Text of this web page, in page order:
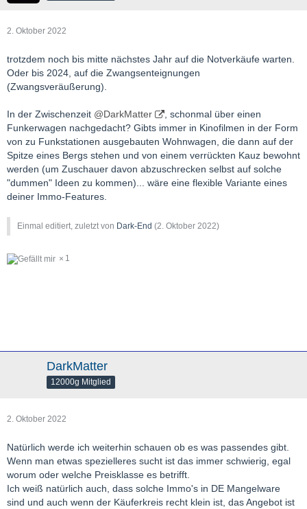
2. Oktober 2022
trotzdem noch bis mitte nächstes Jahr auf die Notverkäufe warten.
Oder bis 2024, auf die Zwangsenteignungen
(Zwangsveräußerung).
In der Zwischenzeit @DarkMatter
, schonmal über einen
Funkerwagen nachgedacht? Gibts immer in Kinofilmen in der Form
von zu Funkstationen ausgebauten Wohnwagen, die dann auf der
Spitze eines Bergs stehen und von einem verrückten Kauz bewohnt
werden (um Zuschauer davon abzuschrecken selbst auf solche
"dummen" Ideen zu kommen)... wäre eine flexible Variante eines
deiner Immo-Features.
Einmal editiert, zuletzt von Dark-End (2. Oktober 2022)
1
DarkMatter
12000g Mitglied
2. Oktober 2022
Natürlich werde ich weiterhin schauen ob es was passendes gibt.
Wenn man etwas spezielleres sucht ist das immer schwierig, egal
worum oder welche Preisklasse es betrifft.
Ich weiß natürlich auch, dass solche Immo's in DE Mangelware
sind und auch wenn der Käuferkreis recht klein ist, das Angebot ist